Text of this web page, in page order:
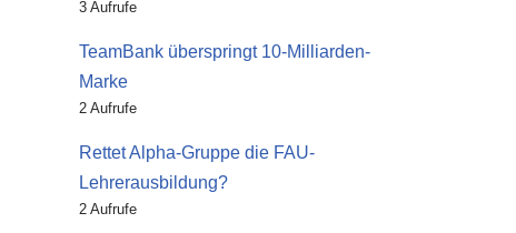
3 Aufrufe
TeamBank überspringt 10-Milliarden-
Marke
2 Aufrufe
Rettet Alpha-Gruppe die FAU-
Lehrerausbildung?
2 Aufrufe